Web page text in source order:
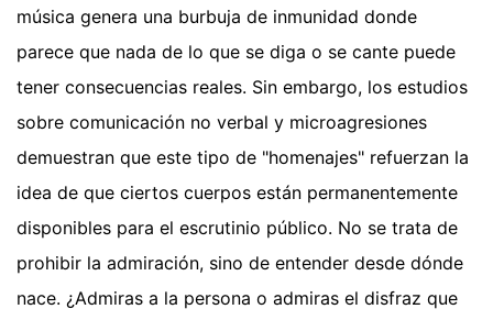
música genera una burbuja de inmunidad donde
parece que nada de lo que se diga o se cante puede
tener consecuencias reales. Sin embargo, los estudios
sobre comunicación no verbal y microagresiones
demuestran que este tipo de "homenajes" refuerzan la
idea de que ciertos cuerpos están permanentemente
disponibles para el escrutinio público. No se trata de
prohibir la admiración, sino de entender desde dónde
nace. ¿Admiras a la persona o admiras el disfraz que